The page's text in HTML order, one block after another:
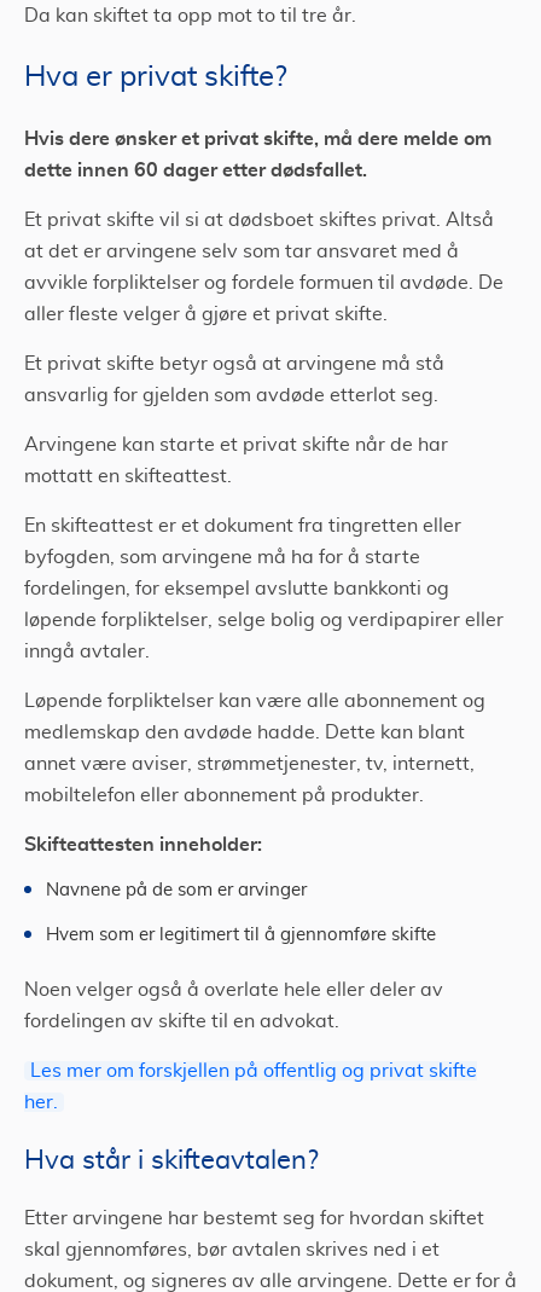
Da kan skiftet ta opp mot to til tre år.
Hva er privat skifte?
Hvis dere ønsker et privat skifte, må dere melde om
dette innen 60 dager etter dødsfallet.
Et privat skifte vil si at dødsboet skiftes privat. Altså
at det er arvingene selv som tar ansvaret med å
avvikle forpliktelser og fordele formuen til avdøde. De
aller fleste velger å gjøre et privat skifte.
Et privat skifte betyr også at arvingene må stå
ansvarlig for gjelden som avdøde etterlot seg.
Arvingene kan starte et privat skifte når de har
mottatt en skifteattest.
En skifteattest er et dokument fra tingretten eller
byfogden, som arvingene må ha for å starte
fordelingen, for eksempel avslutte bankkonti og
løpende forpliktelser, selge bolig og verdipapirer eller
inngå avtaler.
Løpende forpliktelser kan være alle abonnement og
medlemskap den avdøde hadde. Dette kan blant
annet være aviser, strømmetjenester, tv, internett,
mobiltelefon eller abonnement på produkter.
Skifteattesten inneholder:
Navnene på de som er arvinger
Hvem som er legitimert til å gjennomføre skifte
Noen velger også å overlate hele eller deler av
fordelingen av skifte til en advokat.
Les mer om forskjellen på offentlig og privat skifte
her.
Hva står i skifteavtalen?
Etter arvingene har bestemt seg for hvordan skiftet
skal gjennomføres, bør avtalen skrives ned i et
dokument, og signeres av alle arvingene. Dette er for å